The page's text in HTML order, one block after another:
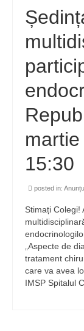
15:30
posted in:
Stimați Colegi!
„Aspecte de
tratament
care va avea
IMSP Spitalul